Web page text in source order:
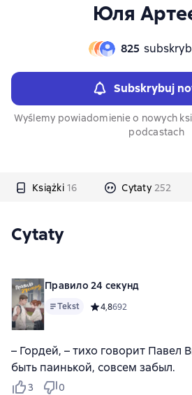
Юля
825
Subskrybuj
Wyślemy powiadomienie o nowych
podcastach
Książki 16 Cytaty 252
Cytaty
Правило 24 секунд
Tekst Средний рейтинг 4,8 на
4,8692
– Гордей, – тихо говорит Павел
быть паинькой, совсем забыл.
3 0